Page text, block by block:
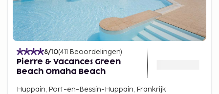
8/10(411 Beoordelingen)
Pierre & Vacances Green
Beach Omaha Beach
Huppain, Port-en-Bessin-Huppain, Frankrijk